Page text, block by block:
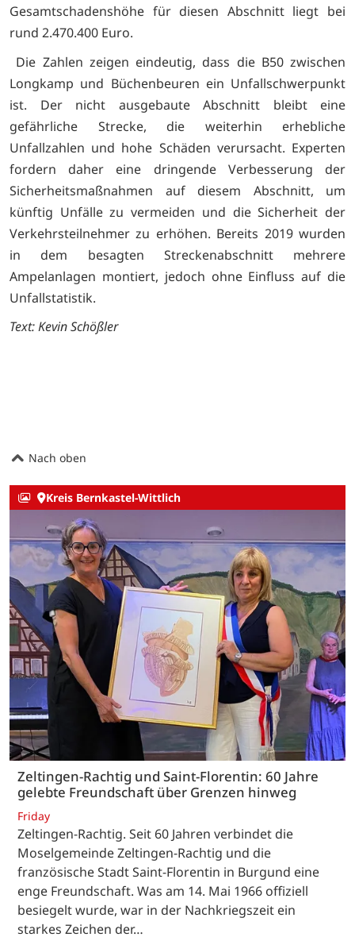
Gesamtschadenshöhe für diesen Abschnitt liegt bei
rund 2.470.400 Euro.
Die Zahlen zeigen eindeutig, dass die B50 zwischen
Longkamp und Büchenbeuren ein Unfallschwerpunkt
ist. Der nicht ausgebaute Abschnitt bleibt eine
gefährliche Strecke, die weiterhin erhebliche
Unfallzahlen und hohe Schäden verursacht. Experten
fordern daher eine dringende Verbesserung der
Sicherheitsmaßnahmen auf diesem Abschnitt, um
künftig Unfälle zu vermeiden und die Sicherheit der
Verkehrsteilnehmer zu erhöhen. Bereits 2019 wurden
in dem besagten Streckenabschnitt mehrere
Ampelanlagen montiert, jedoch ohne Einfluss auf die
Unfallstatistik.
Text: Kevin Schößler
Nach oben
Kreis Bernkastel-Wittlich
Zeltingen-Rachtig und Saint-Florentin: 60 Jahre
gelebte Freundschaft über Grenzen hinweg
Friday
Zeltingen-Rachtig. Seit 60 Jahren verbindet die
Moselgemeinde Zeltingen-Rachtig und die
französische Stadt Saint-Florentin in Burgund eine
enge Freundschaft. Was am 14. Mai 1966 offiziell
besiegelt wurde, war in der Nachkriegszeit ein
starkes Zeichen der…